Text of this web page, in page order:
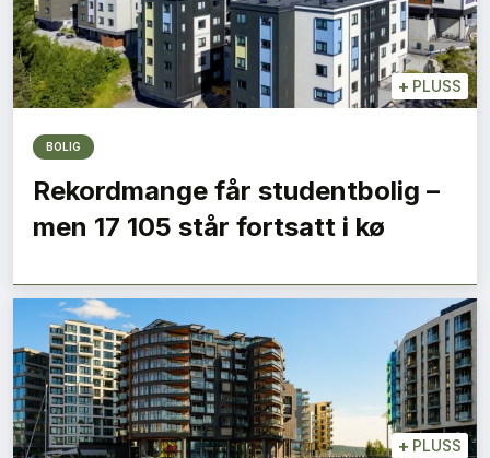
+ PLUSS
BOLIG
Rekordmange får studentbolig –
men 17 105 står fortsatt i kø
+ PLUSS